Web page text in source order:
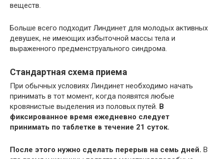
веществ.
Больше всего подходит Линдинет для молодых активных
девушек, не имеющих избыточной массы тела и
выраженного предменструального синдрома.
Стандартная схема приема
При обычных условиях Линдинет необходимо начать
принимать в тот момент, когда появятся любые
кровянистые выделения из половых путей. В
фиксированное время ежедневно следует
принимать по таблетке в течение 21 суток.
После этого нужно сделать перерыв на семь дней. В